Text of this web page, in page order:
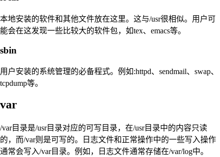
本地安装的软件和其他文件放在这里。这与/usr很相似。用户可
能会在这发现一些比较大的软件包，如tex、emacs等。
sbin
用户安装的系统管理的必备程式。例如:httpd、sendmail、swap、
tcpdump等。
var
/var目录是/usr目录对应的可写目录，在/usr目录中的内容只读
的，而/var则是可写的。日志文件和正常操作中的一些写入操作
通常会写入/var目录。例如，日志文件通常存储在/var/log中。